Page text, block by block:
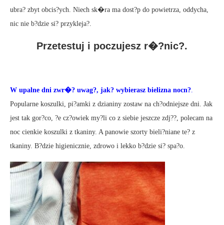
ubra? zbyt obcis?ych. Niech sk�ra ma dost?p do powietrza, oddycha,
nic nie b?dzie si? przykleja?.
Przetestuj i poczujesz r�?nic?.
W upalne dni zwr�? uwag?, jak? wybierasz bielizna nocn?
Popularne koszulki, pi?amki z dzianiny zostaw na ch?odniejsze dni. Jak
jest tak gor?co, ?e cz?owiek my?li co z siebie jeszcze zdj??, polecam na
noc cienkie koszulki z tkaniny. A panowie szorty bieli?niane te? z
tkaniny. B?dzie higienicznie, zdrowo i lekko b?dzie si? spa?o.